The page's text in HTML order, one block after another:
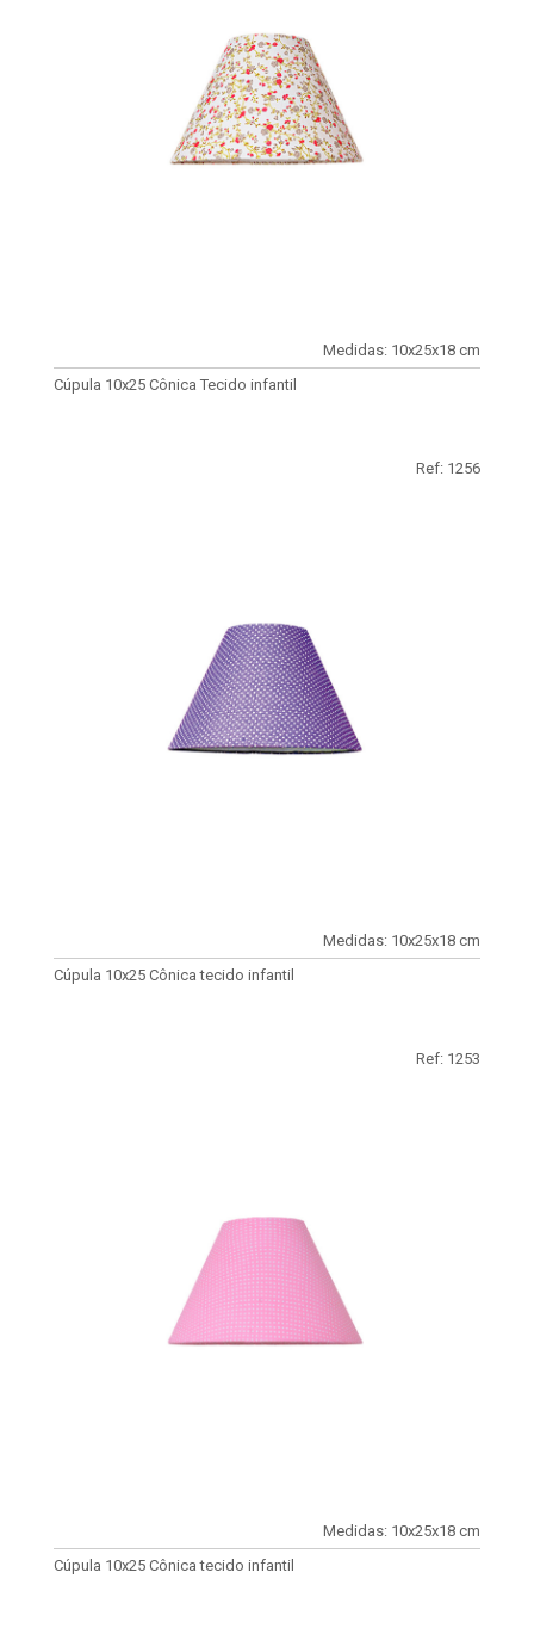
Medidas: 10x25x18 cm
Cúpula 10x25 Cônica Tecido infantil
Ref: 1256
Medidas: 10x25x18 cm
Cúpula 10x25 Cônica tecido infantil
Ref: 1253
Medidas: 10x25x18 cm
Cúpula 10x25 Cônica tecido infantil